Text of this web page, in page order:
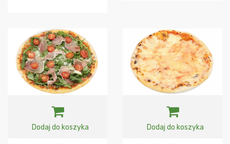
Dodaj do koszyka Dodaj do koszyka